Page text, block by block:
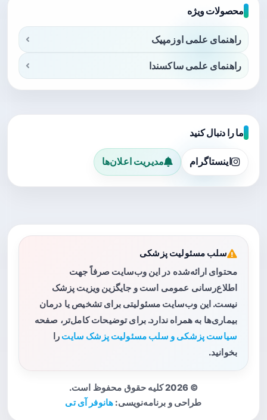
محصولات ویژه
راهنمای علمی اوزمپیک
راهنمای علمی ساکسندا
ما را دنبال کنید
اینستاگرام مدیریت اعلان‌ها
سلب مسئولیت پزشکی
محتوای ارائه‌شده در این وب‌سایت صرفاً جهت
اطلاع‌رسانی عمومی است و جایگزین ویزیت پزشک
نیست. این وب‌سایت مسئولیتی برای تشخیص یا درمان
بیماری‌ها به همراه ندارد. برای توضیحات کامل‌تر، صفحه
سیاست پزشکی و سلب مسئولیت پزشک سایت را
بخوانید.
© 2026 کلیه حقوق محفوظ است.
طراحی و برنامه‌نویسی: هانوفر آی تی